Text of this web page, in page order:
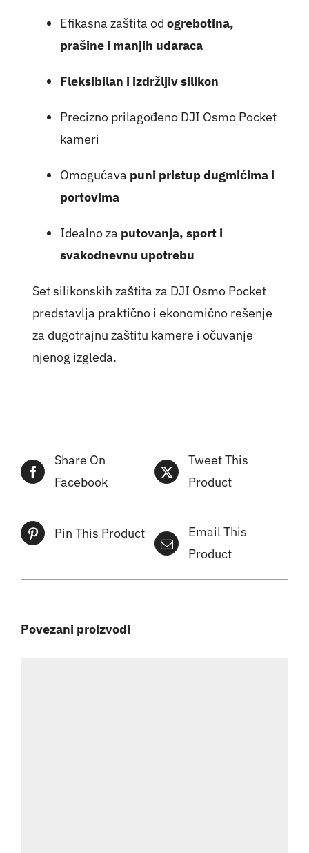
Efikasna zaštita od ogrebotina,
prašine i manjih udaraca
Fleksibilan i izdržljiv silikon
Precizno prilagođeno DJI Osmo Pocket
kameri
Omogućava puni pristup dugmićima i
portovima
Idealno za putovanja, sport i
svakodnevnu upotrebu
Set silikonskih zaštita za DJI Osmo Pocket
predstavlja praktično i ekonomično rešenje
za dugotrajnu zaštitu kamere i očuvanje
njenog izgleda.
Share On
Facebook
Tweet This
Product
Pin This Product
Email This
Product
Povezani proizvodi